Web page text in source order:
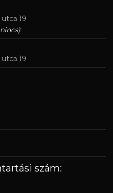
19.
19.
szám: